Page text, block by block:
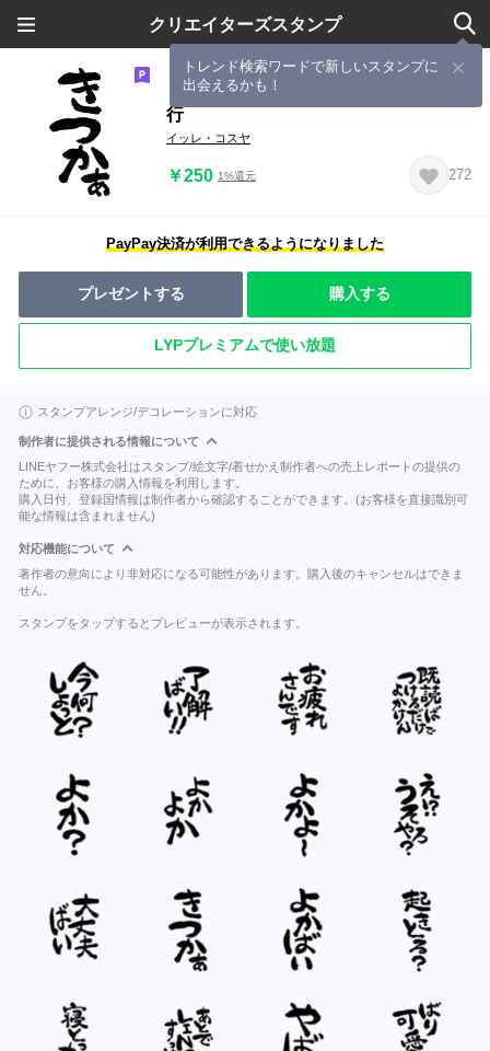
クリエイターズスタンプ
トレンド検索ワードで新しいスタンプに
出会えるかも！
【長崎弁】日本全国のんびり筆文字旅
行
イッレ・コスヤ
￥250 1%還元 272
PayPay決済が利用できるようになりました
プレゼントする 購入する
LYPプレミアムで使い放題
スタンプアレンジ/デコレーションに対応
制作者に提供される情報について
LINEヤフー株式会社はスタンプ/絵文字/着せかえ制作者への売上レポートの提供の
ために、お客様の購入情報を利用します。
購入日付、登録国情報は制作者から確認することができます。(お客様を直接識別可
能な情報は含まれません)
対応機能について
著作者の意向により非対応になる可能性があります。購入後のキャンセルはできま
せん。
スタンプをタップするとプレビューが表示されます。